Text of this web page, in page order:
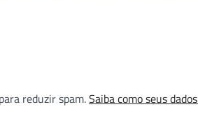
reduzir spam.Saiba como seus